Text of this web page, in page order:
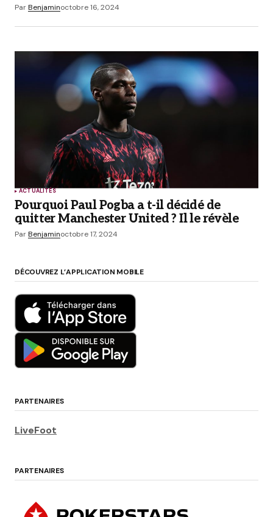
ParBenjaminoctobre 16, 2024
ACTUALITÉS
Pourquoi Paul Pogba a t-il décidé de
quitter Manchester United ? Il le révèle
ParBenjaminoctobre 17, 2024
DÉCOUVREZ L’APPLICATION MOBILE
PARTENAIRES
LiveFoot
PARTENAIRES